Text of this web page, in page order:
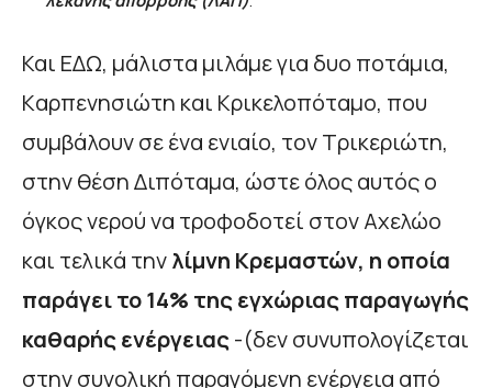
Και ΕΔΩ, μάλιστα μιλάμε για δυο ποτάμια,
Kαρπενησιώτη και Κρικελοπόταμο, που
συμβάλουν σε ένα ενιαίο, τον Τρικεριώτη,
στην θέση Διπόταμα, ώστε όλος αυτός ο
όγκος νερού να τροφοδοτεί στον Αχελώο
και τελικά τηνλίμνη Κρεμαστών, η οποία
παράγει το 14% της εγχώριας παραγωγής
καθαρής ενέργειας-(δεν συνυπολογίζεται
στην συνολική παραγόμενη ενέργεια από